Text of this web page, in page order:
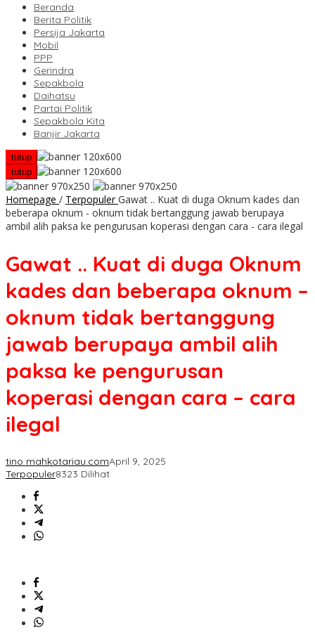
Beranda
Berita Politik
Persija Jakarta
Mobil
PPP
Gerindra
Sepakbola
Daihatsu
Partai Politik
Sepakbola Kita
Banjir Jakarta
tutup
tutup
Homepage / Terpopuler Gawat .. Kuat di duga Oknum kades dan
beberapa oknum - oknum tidak bertanggung jawab berupaya
ambil alih paksa ke pengurusan koperasi dengan cara - cara ilegal
Gawat .. Kuat di duga Oknum
kades dan beberapa oknum –
oknum tidak bertanggung
jawab berupaya ambil alih
paksa ke pengurusan
koperasi dengan cara – cara
ilegal
tino mahkotariau.comApril 9, 2025
Terpopuler8323 Dilihat